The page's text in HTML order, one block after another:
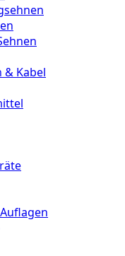
& Kabel